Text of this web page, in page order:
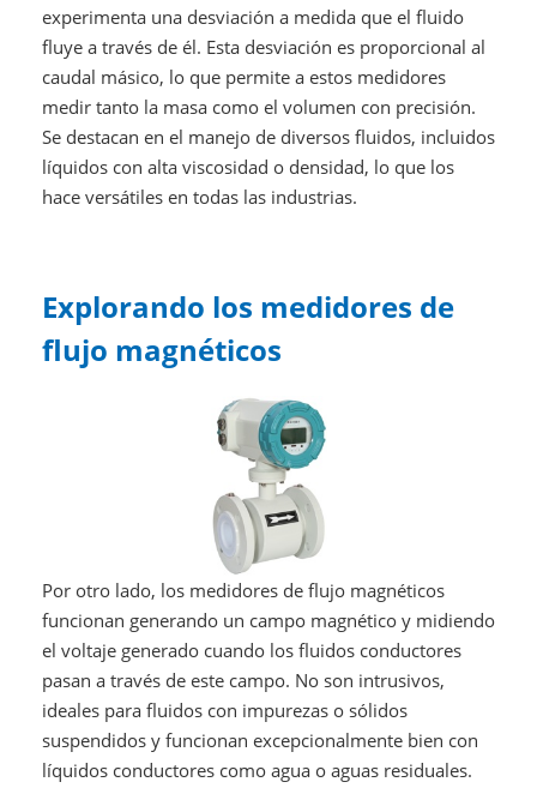
experimenta una desviación a medida que el fluido
fluye a través de él. Esta desviación es proporcional al
caudal másico, lo que permite a estos medidores
medir tanto la masa como el volumen con precisión.
Se destacan en el manejo de diversos fluidos, incluidos
líquidos con alta viscosidad o densidad, lo que los
hace versátiles en todas las industrias.
Explorando los medidores de
flujo magnéticos
Por otro lado, los medidores de flujo magnéticos
funcionan generando un campo magnético y midiendo
el voltaje generado cuando los fluidos conductores
pasan a través de este campo. No son intrusivos,
ideales para fluidos con impurezas o sólidos
suspendidos y funcionan excepcionalmente bien con
líquidos conductores como agua o aguas residuales.